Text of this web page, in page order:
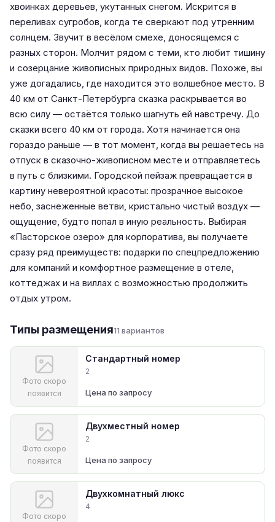
хвоинках деревьев, укутанных снегом. Искрится в
переливах сугробов, когда те сверкают под утренним
солнцем. Звучит в весёлом смехе, доносящемся с
разных сторон. Молчит рядом с теми, кто любит тишину
и созерцание живописных природных видов. Похоже, вы
уже догадались, где находится это волшебное место. В
40 км от Санкт-Петербурга сказка раскрывается во
всю силу — остаётся только шагнуть ей навстречу. До
сказки всего 40 км от города. Хотя начинается она
гораздо раньше — в тот момент, когда вы решаетесь на
отпуск в сказочно-живописном месте и отправляетесь
в путь с близкими. Городской пейзаж превращается в
картину невероятной красоты: прозрачное высокое
небо, заснеженные ветви, кристально чистый воздух —
ощущение, будто попал в иную реальность. Выбирая
«Пасторское озеро» для корпоратива, вы получаете
сразу ряд преимуществ: подарки по спецпредложению
для компаний и комфортное размещение в отеле,
коттеджах и на виллах с возможностью продолжить
отдых утром.
Типы размещения11 вариантов
Фото скоро
появится
Стандартный номер
2
Цена по запросу
Фото скоро
появится
Двухместный номер
2
Цена по запросу
Фото скоро
Двухкомнатный люкс
4